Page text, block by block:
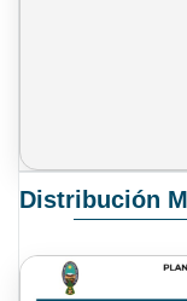
Distribución